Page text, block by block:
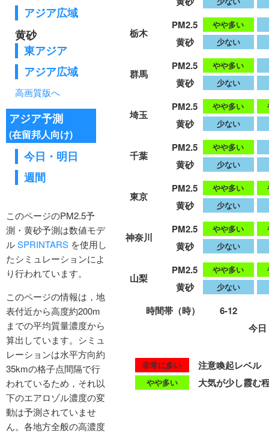
アジア広域
黄砂
東アジア
アジア広域
高画質版へ
アジア予測
(在留邦人向け)
今日・明日
週間
このページのPM2.5予
測・黄砂予測は数値モデ
ルSPRINTARS を使用し
たシミュレーションによ
り行われています。
このページの情報は，地
表付近から高度約200m
までの平均質量濃度から
算出しています。シミュ
レーションは水平方向約
35kmの格子点間隔で行
われているため，それ以
下のエアロゾル濃度の変
動は予測されていませ
ん。各地方全般の高濃度